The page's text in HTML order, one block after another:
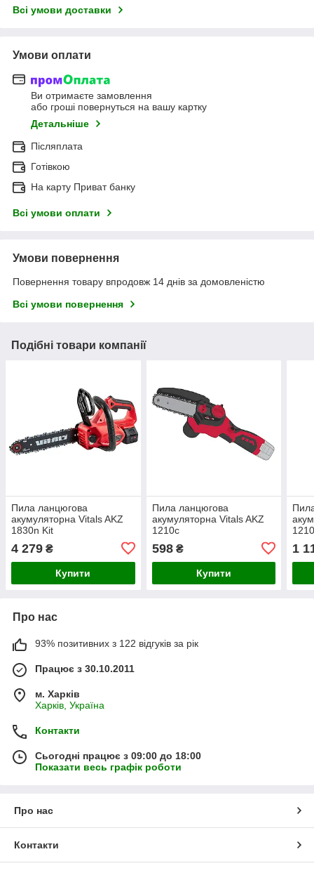
Всі умови доставки
Умови оплати
Ви отримаєте замовлення
або гроші повернуться на вашу картку
Детальніше
Післяплата
Готівкою
На карту Приват банку
Всі умови оплати
Умови повернення
Повернення товару впродовж 14 днів за домовленістю
Всі умови повернення
Подібні товари компанії
Пила ланцюгова
акумуляторна Vitals AKZ
1830n Kit
4 279 ₴
Купити
Пила ланцюгова
акумуляторна Vitals AKZ
1210c
598₴
Купити
1
Про нас
93% позитивних з 122 відгуків за рік
Працює з 30.10.2011
м. Харків
Харків, Україна
Контакти
Сьогодні працює з 09:00 до 18:00
Показати весь графік роботи
Про нас
Контакти